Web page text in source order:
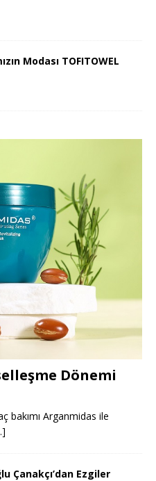
Modası TOFITOWEL
Dönemi
bakımı Arganmidas ile
Çanakçı’dan Ezgiler